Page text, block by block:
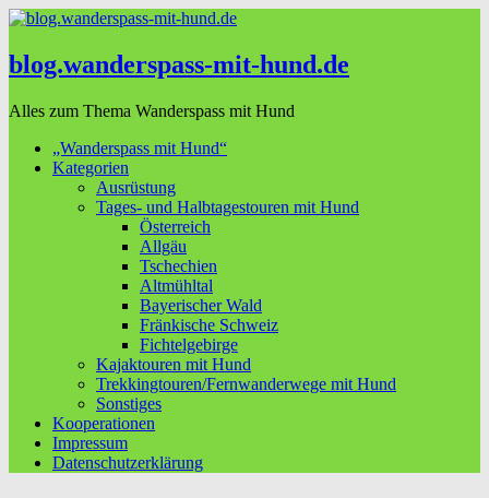
blog.wanderspass-mit-hund.de
Alles zum Thema Wanderspass mit Hund
„Wanderspass mit Hund“
Kategorien
Ausrüstung
Tages- und Halbtagestouren mit Hund
Österreich
Allgäu
Tschechien
Altmühltal
Bayerischer Wald
Fränkische Schweiz
Fichtelgebirge
Kajaktouren mit Hund
Trekkingtouren/Fernwanderwege mit Hund
Sonstiges
Kooperationen
Impressum
Datenschutzerklärung